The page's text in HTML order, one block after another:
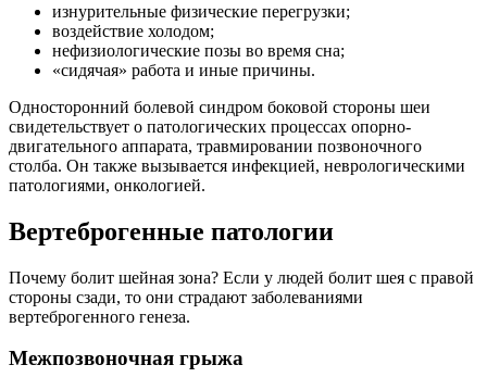
изнурительные физические перегрузки;
воздействие холодом;
нефизиологические позы во время сна;
«сидячая» работа и иные причины.
Односторонний болевой синдром боковой стороны шеи
свидетельствует о патологических процессах опорно-
двигательного аппарата, травмировании позвоночного
столба. Он также вызывается инфекцией, неврологическими
патологиями, онкологией.
Вертеброгенные патологии
Почему болит шейная зона? Если у людей болит шея с правой
стороны сзади, то они страдают заболеваниями
вертеброгенного генеза.
Межпозвоночная грыжа